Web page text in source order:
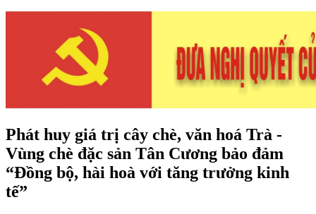
Phát huy giá trị cây chè, văn hoá Trà -
Vùng chè đặc sản Tân Cương bảo đảm
“Đồng bộ, hài hoà với tăng trưởng kinh
tế”